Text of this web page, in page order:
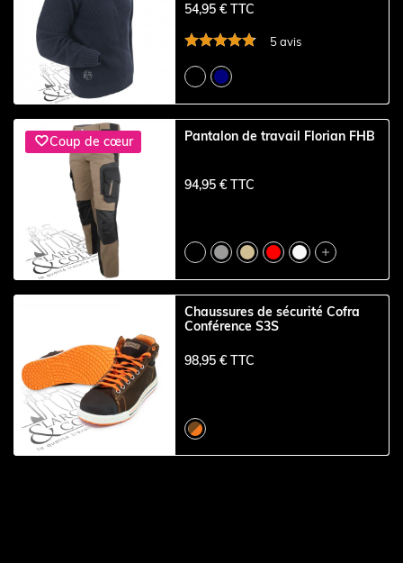
54,95 € TTC
5 avis
Coup de cœur Pantalon de travail Florian FHB
94,95 € TTC

Chaussures de sécurité Cofra
Conférence S3S
98,95 € TTC